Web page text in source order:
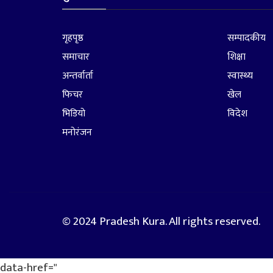
गृहपृष्ठ
समाचार
अन्तर्वार्ता
फिचर
भिडियो
मनोरंजन
सम्पादकीय
शिक्षा
स्वास्थ्य
खेल
विदेश
© 2024 Pradesh Kura. All rights reserved.
data-href="